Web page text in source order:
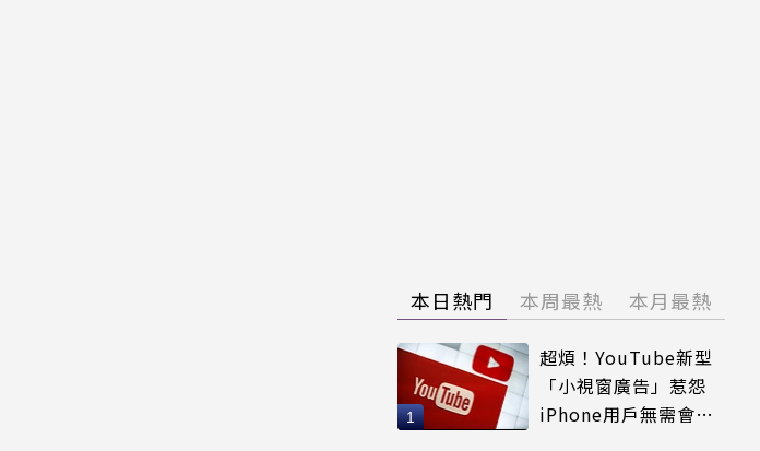
本日熱門 本周最熱 本月最熱
超煩！YouTube新型
「小視窗廣告」惹怨
iPhone用戶無需會員